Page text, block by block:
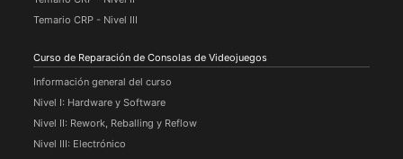
Temario CRP - Nivel III
Curso de Reparación de Consolas de Videojuegos
Información general del curso
Nivel I: Hardware y Software
Nivel II: Rework, Reballing y Reflow
Nivel III: Electrónico